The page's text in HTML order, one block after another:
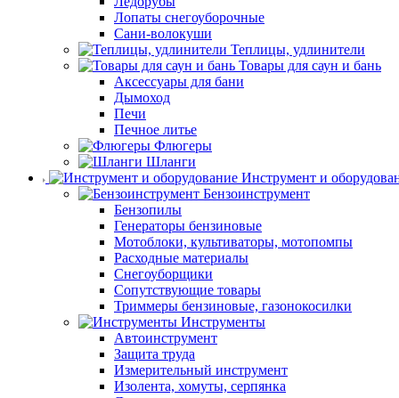
Лопаты снегоуборочные
Сани-волокуши
Теплицы, удлинители
Товары для саун и бань
Аксессуары для бани
Дымоход
Печи
Печное литье
Флюгеры
Шланги
Инструмент и
Бензоинструмент
Бензопилы
Генераторы бензиновые
Мотоблоки, культиваторы, мотопомпы
Расходные материалы
Снегоуборщики
Сопутствующие товары
Триммеры бензиновые, газонокосилки
Инструменты
Автоинструмент
Защита труда
Измерительный инструмент
Изолента, хомуты, серпянка